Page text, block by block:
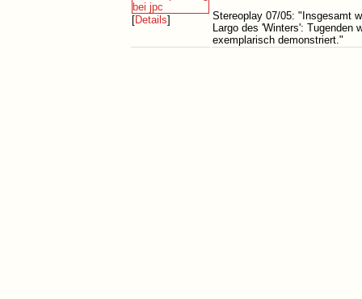
[Details]
Stereoplay 07/05: "Insgesamt
Largo des 'Winters': Tugenden
exemplarisch demonstriert."